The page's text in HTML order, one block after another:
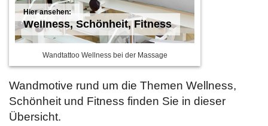
Wellness, Schönheit, Fitness
Wandtattoo Wellness bei der Massage
Wandmotive rund um die Themen Wellness,
Schönheit und Fitness finden Sie in dieser
Übersicht.